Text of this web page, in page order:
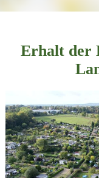
Erhalt der